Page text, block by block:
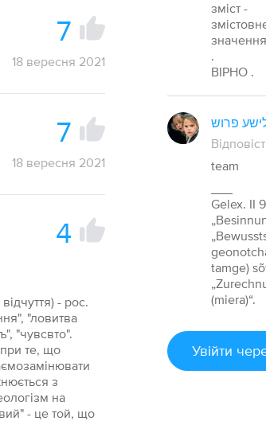
7
18 вересня 2021
7
18 вересня 2021
4
- рос.
"ловитва
"чувсвто".
те, що
з
на
- це той, що
зміст -
.
ВІРНО .
פרוש
team
Gelex. II
tamge)
(miera)“.
Увійти